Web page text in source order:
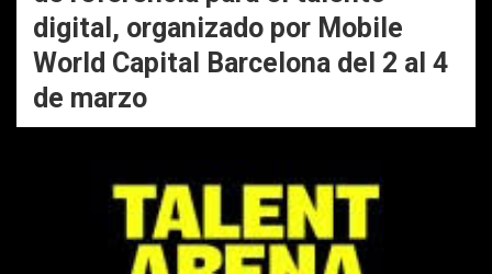
digital, organizado por Mobile
World Capital Barcelona del 2 al 4
de marzo